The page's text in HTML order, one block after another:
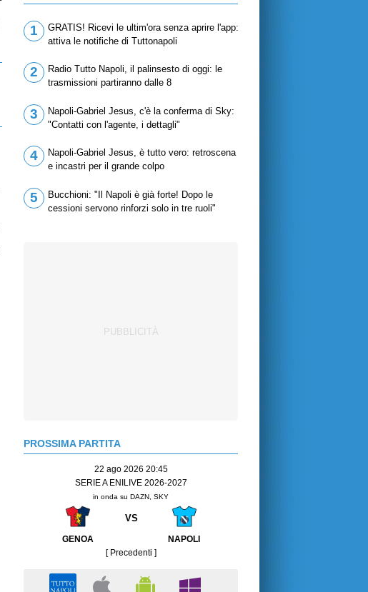
1
GRATIS! Ricevi le ultim'ora senza aprire l'app:
attiva le notifiche di Tuttonapoli
2
Radio Tutto Napoli, il palinsesto di oggi: le
trasmissioni partiranno dalle 8
3
Napoli-Gabriel Jesus, c'è la conferma di Sky:
"Contatti con l'agente, i dettagli"
4
Napoli-Gabriel Jesus, è tutto vero: retroscena
e incastri per il grande colpo
5
Bucchioni: "Il Napoli è già forte! Dopo le
cessioni servono rinforzi solo in tre ruoli"
PROSSIMA PARTITA
22 ago 2026 20:45
SERIE A ENILIVE 2026-2027
in onda su DAZN, SKY
VS
GENOA
NAPOLI
[ Precedenti ]